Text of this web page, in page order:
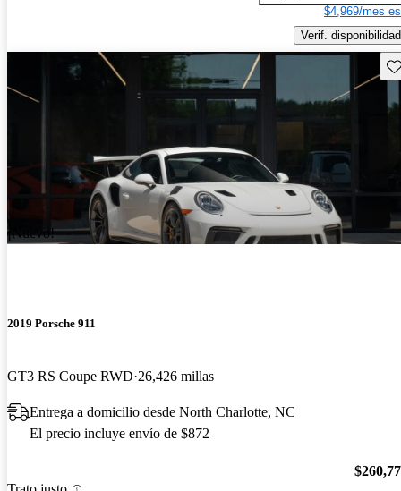
$4,969/mes
Verif. disponibilidad
¡Nuevo!
2019 Porsche 911
GT3 RS Coupe RWD 26,426 millas
Entrega a domicilio desde North Charlotte, NC
El precio incluye envío de $872